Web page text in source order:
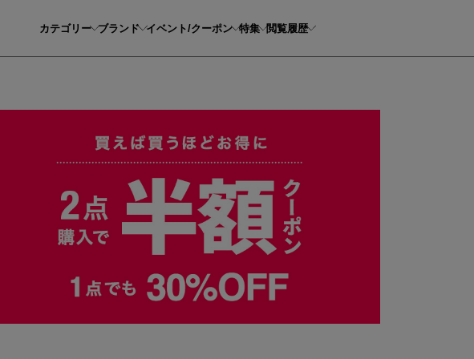
カテゴリー ブランド イベント/クーポン 特集 閲覧履歴